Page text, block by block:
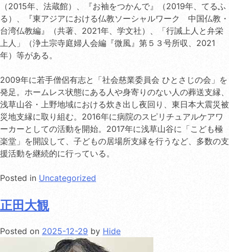
（2015年、法蔵館）、『お袖をつかんで』（2019年、てるふ
る）、『東アジアにおける仏教ソーシャルワーク 中国仏教・
台湾仏教編』（共著、2021年、学文社）、「行誡上人と弁栄
上人」（浄土宗寺庭婦人会編『微風』第５３号所収、2021
年）等がある。
2009年に若手僧侶有志と「社会慈業委員会 ひとさじの会」を
発足。ホームレス状態にある人や身寄りのない人の葬送支縁、
浅草山谷・上野地域における炊き出し夜回り、東日本大震災被
災地支縁に取り組む。2016年に病院のスピリチュアルケアワ
ーカーとしての活動を開始。2017年に浅草山谷に「こども極
楽堂」を開設して、子どもの居場所支縁を行うなど、多数の支
援活動を継続的に行っている。
Posted in Uncategorized
正田大観
Posted on 2025-12-29 by Hide